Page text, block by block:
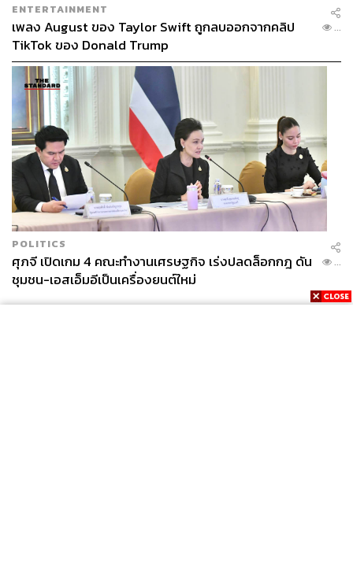
ENTERTAINMENT
เพลง August ของ Taylor Swift ถูกลบออกจากคลิป
TikTok ของ Donald Trump
...
POLITICS
ศุภจี เปิดเกม 4 คณะทำงานเศรษฐกิจ เร่งปลดล็อกกฎ ดัน
ชุมชน-เอสเอ็มอีเป็นเครื่องยนต์ใหม่
...